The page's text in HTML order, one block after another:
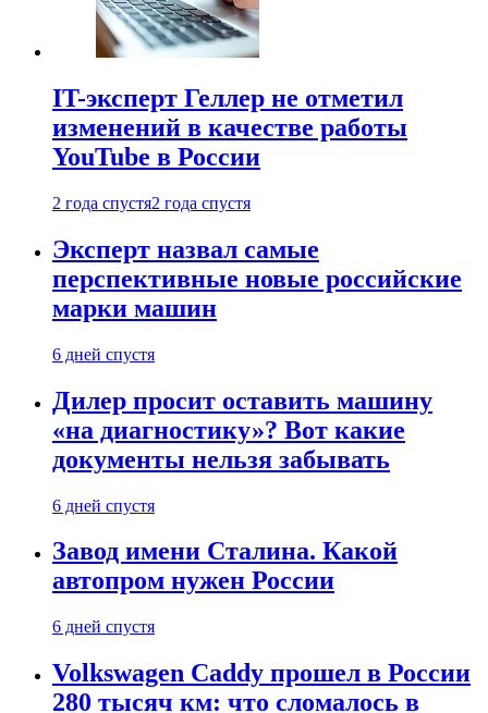
IT-эксперт Геллер не отметил
изменений в качестве работы
YouTube в России
2 года спустя2 года спустя
Эксперт назвал самые
перспективные новые российские
марки машин
6 дней спустя
Дилер просит оставить машину
«на диагностику»? Вот какие
документы нельзя забывать
6 дней спустя
Завод имени Сталина. Какой
автопром нужен России
6 дней спустя
Volkswagen Caddy прошел в России
280 тысяч км: что сломалось в